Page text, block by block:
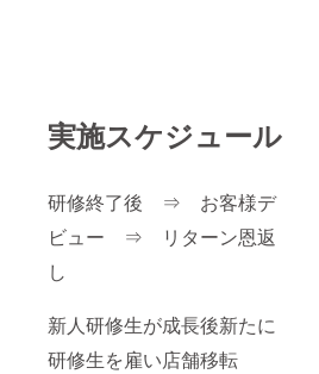
実施スケジュール
研修終了後 ⇒ お客様デ
ビュー ⇒ リターン恩返
し
新人研修生が成長後新たに
研修生を雇い店舗移転